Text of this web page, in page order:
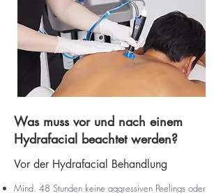
Was muss vor und nach einem
Hydrafacial beachtet werden?
Vor der Hydrafacial Behandlung
Mind. 48 Stunden keine aggressiven Peelings oder